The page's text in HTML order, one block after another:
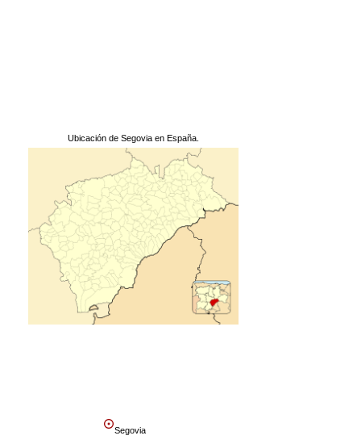
Ubicación de Segovia en España.
Segovia